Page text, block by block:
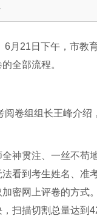
月21日下午，市教
全部流程。
卷组组长王峰介绍
神贯注、一丝不苟
看到考生姓名、准
密网上评卷的方式
扫描切割总量达到